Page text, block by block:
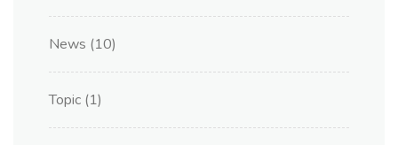
News (10)
Topic (1)